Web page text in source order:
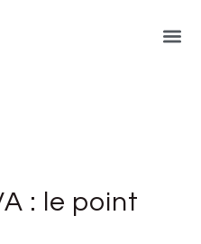
: le point